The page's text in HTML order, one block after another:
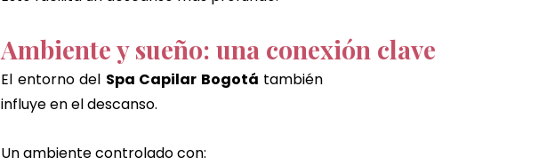
Ambiente y sueño: una conexión clave
El entorno del Spa Capilar Bogotá también
influye en el descanso.
Un ambiente controlado con: